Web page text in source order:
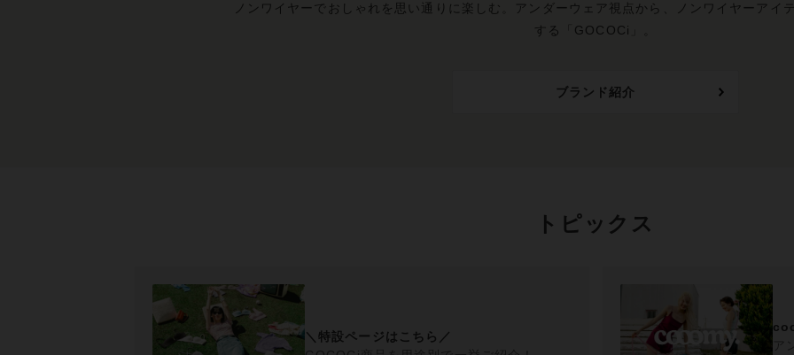
ノンワイヤーでおしゃれを思い通りに楽しむ。アンダーウェア視点から、ノンワイヤーアイ
する「GOCOCi」。
ブランド紹介
トピックス
＼特設ページはこちら／